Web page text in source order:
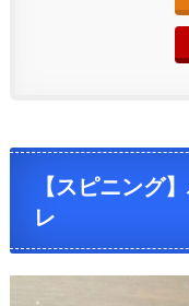
【スピニング
レ